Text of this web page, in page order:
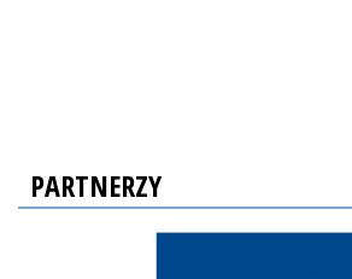
PARTNERZY